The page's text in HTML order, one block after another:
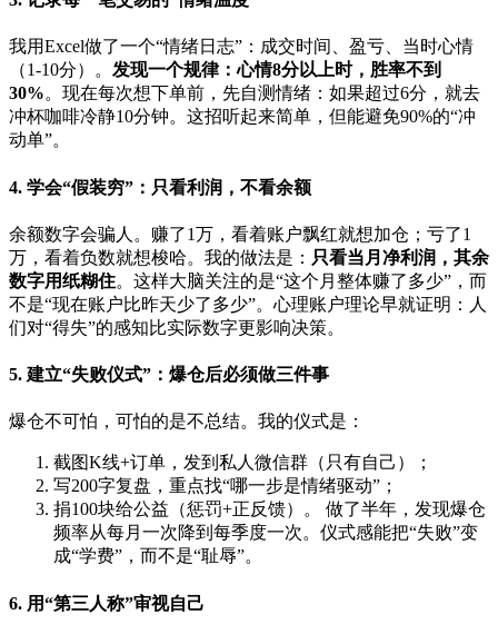
我用Excel做了一个“情绪日志”：成交时间、盈亏、当时心情
（1-10分）。 发现一个规律：心情8分以上时，胜率不到
30%。现在每次想下单前，先自测情绪：如果超过6分，就去
冲杯咖啡冷静10分钟。这招听起来简单，但能避免90%的“冲
动单”。
4. 学会“假装穷”：只看利润，不看余额
余额数字会骗人。赚了1万，看着账户飘红就想加仓；亏了1
万，看着负数就想梭哈。我的做法是： 只看当月净利润，其余
数字用纸糊住。这样大脑关注的是“这个月整体赚了多少”，而
不是“现在账户比昨天少了多少”。心理账户理论早就证明：人
们对“得失”的感知比实际数字更影响决策。
5. 建立“失败仪式”：爆仓后必须做三件事
爆仓不可怕，可怕的是不总结。我的仪式是：
截图K线+订单，发到私人微信群（只有自己）；
写200字复盘，重点找“哪一步是情绪驱动”；
捐100块给公益（惩罚+正反馈）。 做了半年，发现爆仓
频率从每月一次降到每季度一次。仪式感能把“失败”变
成“学费”，而不是“耻辱”。
6. 用“第三人称”审视自己